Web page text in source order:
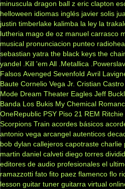
minuscula dragon ball z eric clapton
helloween idiomas inglés javier solis
justin timberlake kalimba la ley la
lutheria mago de oz manuel carrasco
musical pronunciacion punteo
sebastian yatra the black keys the
yandel .Kill 'em All .Metallica
Falsos Avenged Sevenfold Avril
Baute Cornelio Vega Jr. Cristian Castro
Mode Dream Theater Eagles Jeff
Banda Los Bukis My Chemical
OneRepublic PSY Piso 21 REM
Scorpions Train acordes básicos
antonio vega arcangel autenticos
bob dylan callejeros capotraste charlie
martin daniel calveti diego torres
editores de audio profesionales el
ramazzotti fato fito paez flamenco flo
lesson guitar tuner guitarra virtual